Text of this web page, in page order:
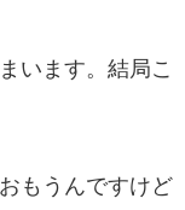
います。結局こ
もうんですけど